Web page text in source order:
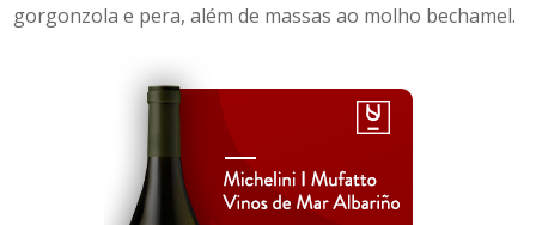
gorgonzola e pera, além de massas ao molho bechamel.